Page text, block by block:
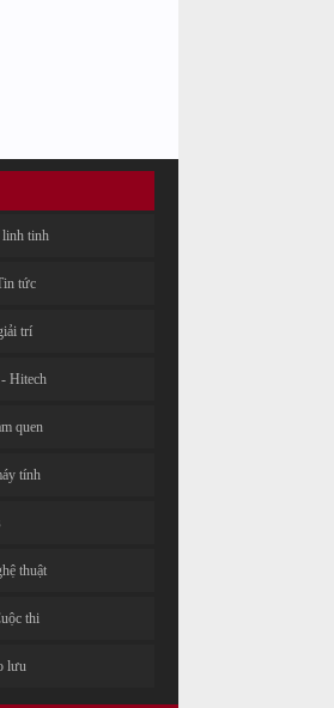
tinh
tức
trí
Hitech
quen
tính
thuật
thi
lưu